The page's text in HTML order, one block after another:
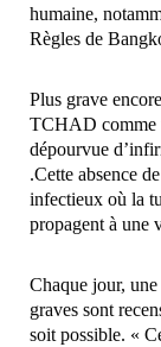
humaine,
Règles de
Plus grave
TCHAD comme
dépourvue
.Cette absence
infectieux où la
propagent à une
Chaque jour,
graves sont
soit possible. «